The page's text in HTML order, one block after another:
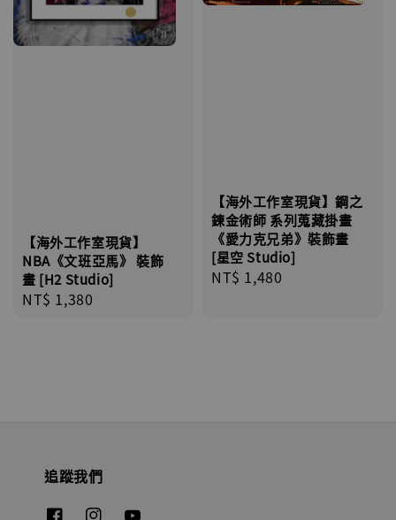
【海外工作室現貨】
NBA《文班亞馬》 裝飾
畫 [H2 Studio]
Regular
NT$ 1,380
【海外工作室現貨】鋼之
鍊金術師 系列蒐藏掛畫
《愛力克兄弟》裝飾畫
[星空 Studio]
Regular
NT$ 1,480
追蹤我們